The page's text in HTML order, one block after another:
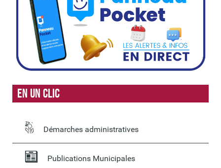
En un clic
Démarches administratives
Publications Municipales